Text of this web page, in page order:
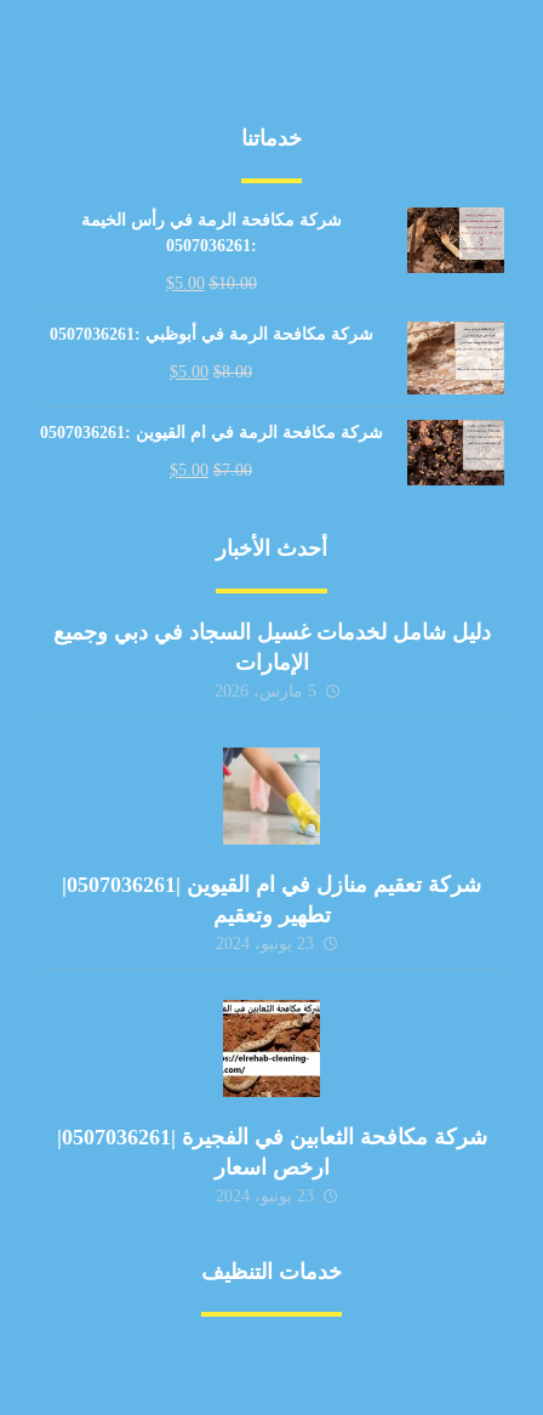
خدماتنا
شركة مكافحة الرمة في رأس الخيمة
:0507036261
$10.00
$5.00
شركة مكافحة الرمة في أبوظبي :0507036261
$8.00
$5.00
شركة مكافحة الرمة في ام القيوين :0507036261
$7.00
$5.00
أحدث الأخبار
دليل شامل لخدمات غسيل السجاد في دبي وجميع
الإمارات
5 مارس، 2026
شركة تعقيم منازل في ام القيوين |0507036261|
تطهير وتعقيم
23 يونيو، 2024
شركة مكافحة الثعابين في الفجيرة |0507036261|
ارخص اسعار
23 يونيو، 2024
خدمات التنظيف